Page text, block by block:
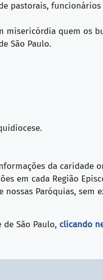
pastorais,
misericórdia quem os
São Paulo.
da caridade
em cada Região
nossas Paróquias, sem
São Paulo, clicando